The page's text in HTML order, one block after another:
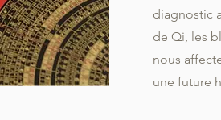
diagnostic
de Qi, les
nous
une future